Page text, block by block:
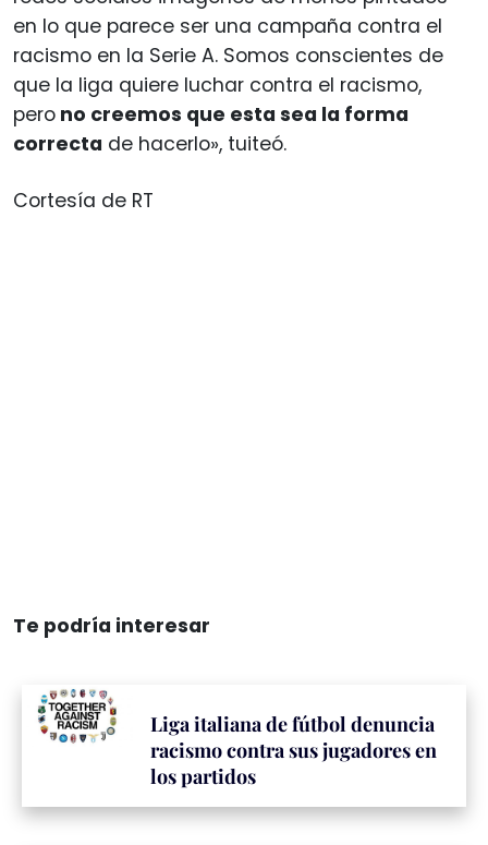
en lo que parece ser una campaña contra el
racismo en la Serie A. Somos conscientes de
que la liga quiere luchar contra el racismo,
pero no creemos que esta sea la forma
correcta de hacerlo», tuiteó.
Cortesía de RT
Te podría interesar
Liga italiana de fútbol denuncia
racismo contra sus jugadores en
los partidos